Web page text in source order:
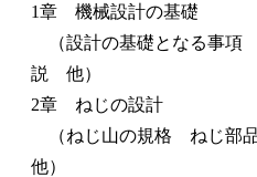
1章 機械設計の基礎
（設計の基礎となる事項
説 他）
2章 ねじの設計
（ねじ山の規格 ねじ部
他）